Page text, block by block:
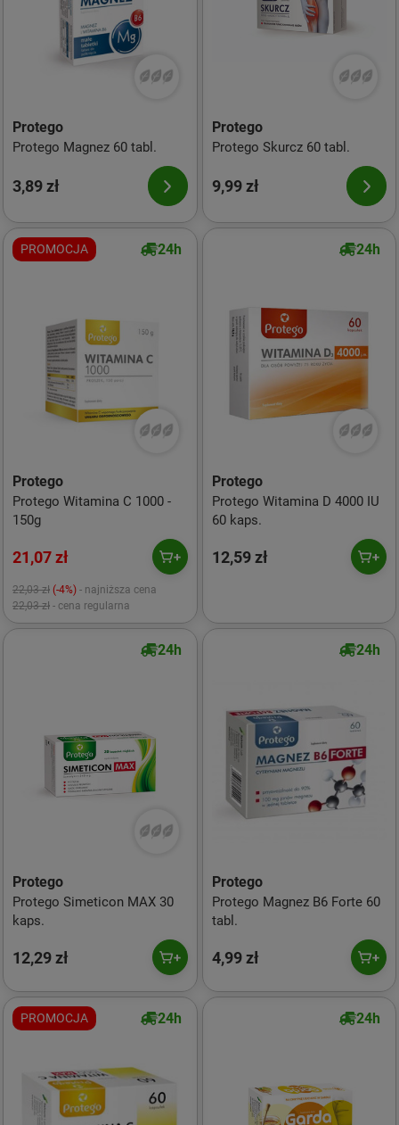
Protego
Protego Magnez 60 tabl.
3,89 zł
Protego
Protego Skurcz 60 tabl.
9,99 zł
PROMOCJA 24h
Protego
Protego Witamina C 1000 -
150g
21,07 zł
22,03 zł (-4%) - najniższa cena
22,03 zł - cena regularna
24h
Protego
Protego Witamina D 4000 IU
60 kaps.
12,59 zł
24h
Protego
Protego Simeticon MAX 30
kaps.
12,29 zł
24h
Protego
Protego Magnez B6 Forte 60
tabl.
4,99 zł
PROMOCJA 24h 24h